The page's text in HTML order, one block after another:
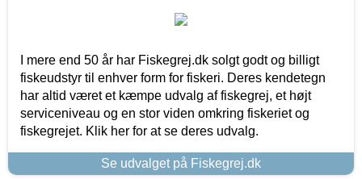
I mere end 50 år har Fiskegrej.dk solgt godt og billigt
fiskeudstyr til enhver form for fiskeri. Deres kendetegn
har altid været et kæmpe udvalg af fiskegrej, et højt
serviceniveau og en stor viden omkring fiskeriet og
fiskegrejet. Klik her for at se deres udvalg.
Se udvalget på Fiskegrej.dk